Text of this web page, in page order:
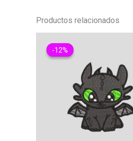
Productos relacionados
-12%
-12%